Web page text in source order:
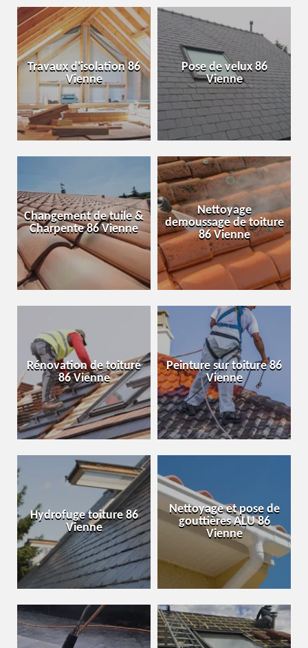
Travaux d'isolation 86
Vienne
Pose de velux 86
Vienne
Changement de tuile &
Charpente 86 Vienne
Nettoyage
demoussage de toiture
86 Vienne
Rénovation de toiture
86 Vienne
Peinture sur toiture 86
Vienne
Hydrofuge toiture 86
Vienne
Nettoyage et pose de
gouttières ALU 86
Vienne